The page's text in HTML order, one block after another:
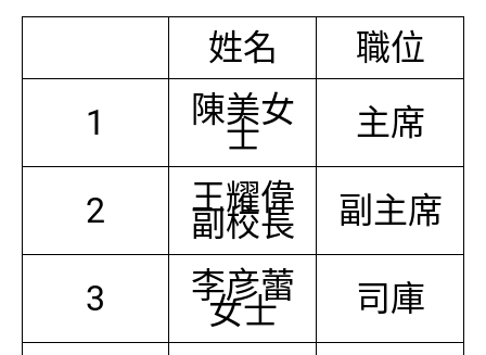
姓名
職位
1
陳美女
士 主席
2 王耀偉
副校長 副主席
3 李彦蕾
女士 司庫